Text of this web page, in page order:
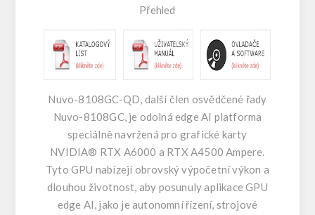
Přehled
Nuvo-8108GC-QD, další člen osvědčené řady
Nuvo-8108GC, je odolná edge AI platforma
speciálně navržená pro grafické karty
NVIDIA® RTX A6000 a RTX A4500 Ampere.
Tyto GPU nabízejí obrovský výpočetní výkon a
dlouhou životnost, aby posunuly aplikace GPU
edge AI, jako je autonomní řízení, strojové